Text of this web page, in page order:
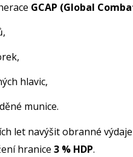
GCAP (Global
hlavic,
munice.
let navýšit obranné
hranice 3 % HDP.